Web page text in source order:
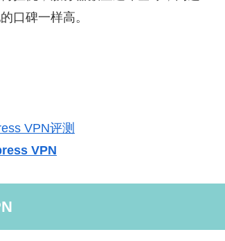
口碑一样高。
VPN评测
VPN